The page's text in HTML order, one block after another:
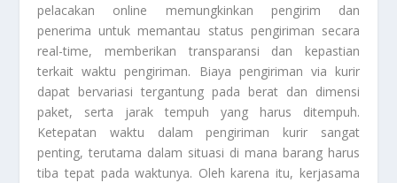
pelacakan online memungkinkan pengirim dan
penerima untuk memantau status pengiriman secara
real-time, memberikan transparansi dan kepastian
terkait waktu pengiriman. Biaya pengiriman via kurir
dapat bervariasi tergantung pada berat dan dimensi
paket, serta jarak tempuh yang harus ditempuh.
Ketepatan waktu dalam pengiriman kurir sangat
penting, terutama dalam situasi di mana barang harus
tiba tepat pada waktunya. Oleh karena itu, kerjasama